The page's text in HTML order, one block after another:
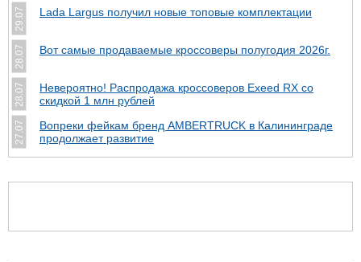
29.07 Lada Largus получил новые топовые комплектации
28.07 Вот самые продаваемые кроссоверы полугодия 2026г.
28.07
Невероятно! Распродажа кроссоверов Exeed RX со
скидкой 1 млн рублей
27.07
Вопреки фейкам бренд AMBERTRUCK в Калининграде
продолжает развитие